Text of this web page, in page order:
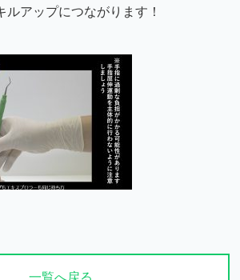
ルアップにつながります！
一覧へ戻る